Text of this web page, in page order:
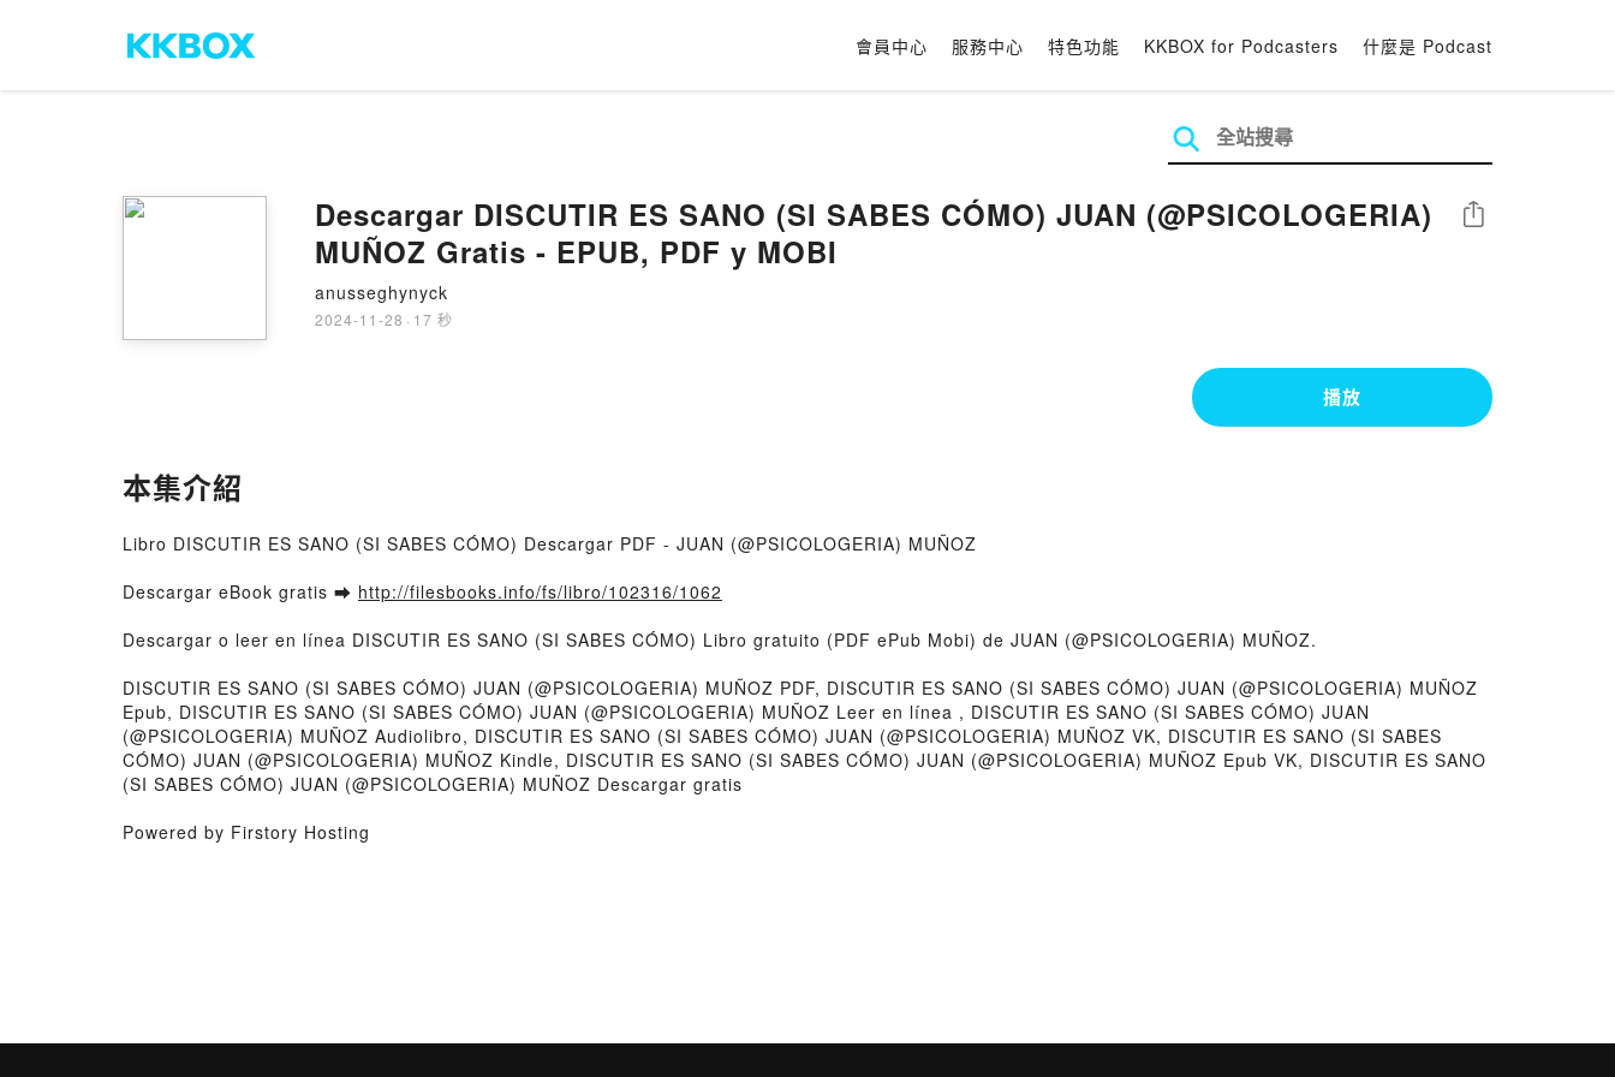
會員中心 服務中心 特色功能 KKBOX for Podcasters 什麼是 Podcast
Descargar DISCUTIR ES SANO (SI SABES CÓMO) JUAN (@PSICOLOGERIA)
MUÑOZ Gratis - EPUB, PDF y MOBI
anusseghynyck
2024-11-28 · 17 秒
分享
播放
本集介紹
Libro DISCUTIR ES SANO (SI SABES CÓMO) Descargar PDF - JUAN (@PSICOLOGERIA) MUÑOZ
Descargar eBook gratis ➡ http://filesbooks.info/fs/libro/102316/1062
Descargar o leer en línea DISCUTIR ES SANO (SI SABES CÓMO) Libro gratuito (PDF ePub Mobi) de JUAN (@PSICOLOGERIA) MUÑOZ.
DISCUTIR ES SANO (SI SABES CÓMO) JUAN (@PSICOLOGERIA) MUÑOZ PDF, DISCUTIR ES SANO (SI SABES CÓMO) JUAN (@PSICOLOGERIA) MUÑOZ
Epub, DISCUTIR ES SANO (SI SABES CÓMO) JUAN (@PSICOLOGERIA) MUÑOZ Leer en línea , DISCUTIR ES SANO (SI SABES CÓMO) JUAN
(@PSICOLOGERIA) MUÑOZ Audiolibro, DISCUTIR ES SANO (SI SABES CÓMO) JUAN (@PSICOLOGERIA) MUÑOZ VK, DISCUTIR ES SANO (SI SABES
CÓMO) JUAN (@PSICOLOGERIA) MUÑOZ Kindle, DISCUTIR ES SANO (SI SABES CÓMO) JUAN (@PSICOLOGERIA) MUÑOZ Epub VK, DISCUTIR ES SANO
(SI SABES CÓMO) JUAN (@PSICOLOGERIA) MUÑOZ Descargar gratis
Powered by Firstory Hosting